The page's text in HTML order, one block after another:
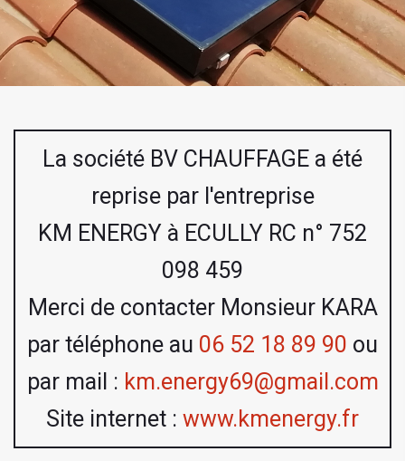
La société BV CHAUFFAGE a été
reprise par l'entreprise
KM ENERGY à ECULLY RC n° 752
098 459
Merci de contacter Monsieur KARA
par téléphone au 06 52 18 89 90 ou
par mail : km.energy69@gmail.com
Site internet : www.kmenergy.fr